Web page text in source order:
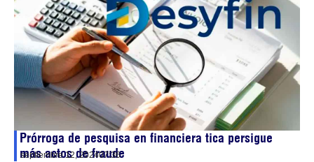
Prórroga de pesquisa en financiera tica persigue
más actos de fraude
septiembre 12, 202407:36